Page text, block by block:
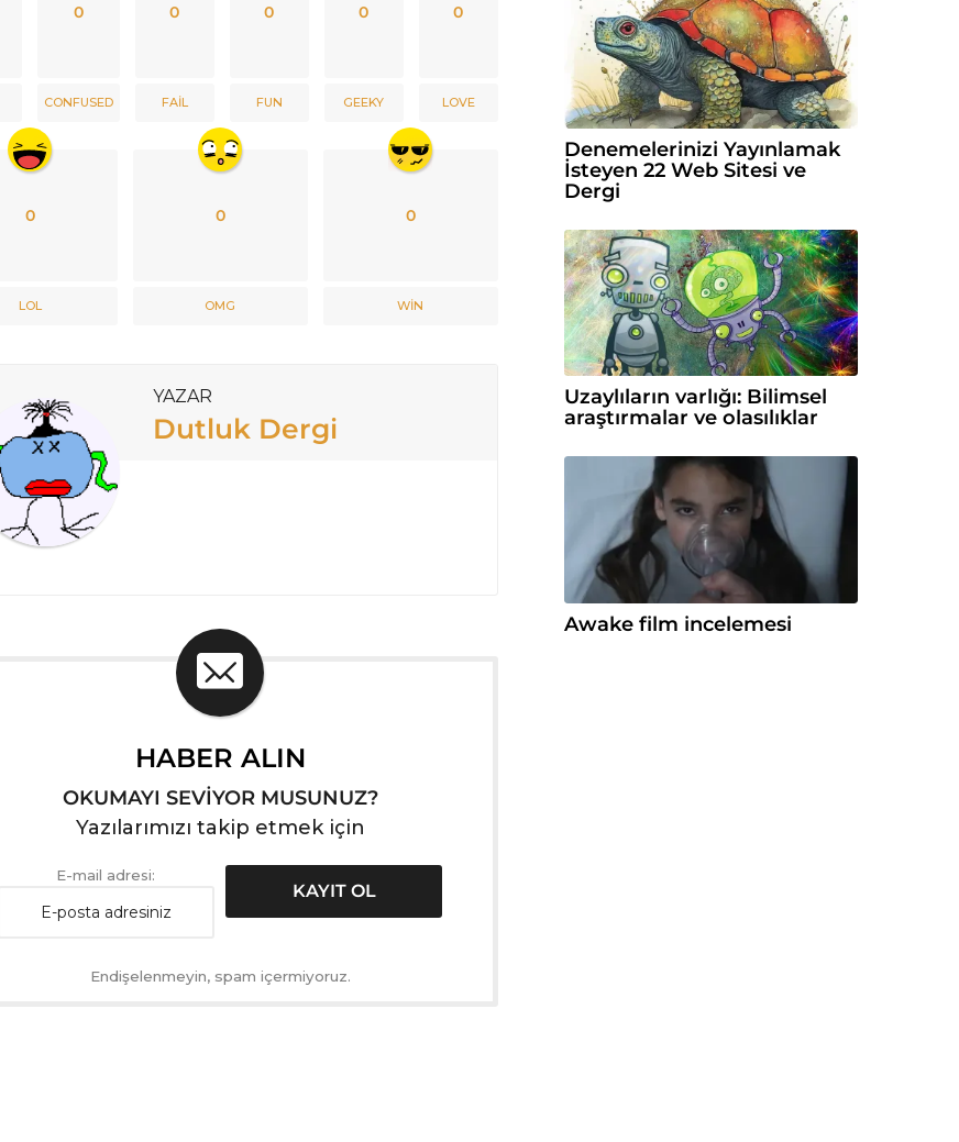
0
CONFUSED
0
FAIL
0
FUN
0
GEEKY
0
LOVE
0
LOL
0
OMG
0
WIN
YAZAR
Dutluk Dergi
HABER ALIN
OKUMAYI SEVİYOR MUSUNUZ?
Yazılarımızı takip etmek için
E-mail adresi:
Endişelenmeyin, spam içermiyoruz.
Denemelerinizi Yayınlamak
İsteyen 22 Web Sitesi ve
Dergi
Uzaylıların varlığı: Bilimsel
araştırmalar ve olasılıklar
Awake film incelemesi